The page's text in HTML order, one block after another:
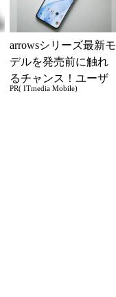
arrowsシリーズ最新モ
デルを発売前に触れ
るチャンス！ユーザ
ー座談会開催
PR( ITmedia Mobile)